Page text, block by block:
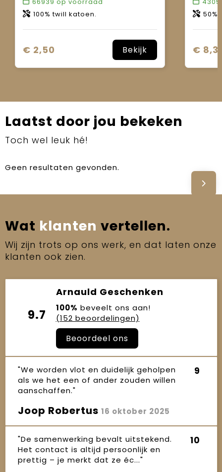
100% twill katoen.
€ 2,50 Bekijk
50%
€
Laatst door jou bekeken
Toch wel leuk hé!
Geen resultaten gevonden.
Wat klanten vertellen.
Wij zijn trots op ons werk, en dat laten onze
klanten ook zien.
9.7
Arnauld Geschenken
100% beveelt ons aan!
(152 beoordelingen)
Beoordeel ons
"We worden vlot en duidelijk geholpen
als we het een of ander zouden willen
aanschaffen."
9
Joop Robertus 16 oktober 2025
"De samenwerking bevalt uitstekend.
Het contact is altijd persoonlijk en
prettig – je merkt dat ze éc..."
10